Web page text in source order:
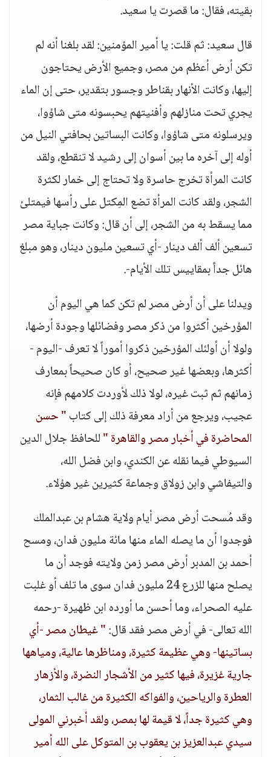
بقيته، فقال: ما قصرت يا سعيد.
قال سعيد: ثم قلت: يا أمير المؤمنين: لقد بلغنا أنه لم
تكن أرض أعظم من مصر، وجميع الأرض يحتاجون
إليها، وكانت الأنهار بقناطر وجسور بتقدير، حتى إن الماء
يجري تحت منازلهم وأفنيتهم يحبسونه متى شاؤوا،
ويرسلونه متى شاؤوا، وكانت البساتين بحافتي النيل من
أوله إلى آخره ما بين أسوان إلى رشيد لا تنقطع، ولقد
كانت المرأة تخرج حاسرة ولا تحتاج إلى خمار لكثرة
الشجر، ولقد كانت المرأة تضع المِكتل على رأسها فيمتلئ
مما يسقط به من الشجر، إلى أن قال: وكانت جباية مصر
تسعين ألف ألف دينار -أي تسعين مليون دينار، وهو مبلغ
هائل جداً بمقاييس تلك الأيام-.
ويدلنا على أن أرض مصر لم تكن كما هي اليوم أن
المؤرخين أكثروا من ذكر مصر وفضائلها وجودة أرضها،
ولولا أن أولئك المؤرخين ذكروا أموراً لا تعرف -اليوم -
أكثرها، وبعضها غير صحيح، أو كان صحيحاً بمعارف
زمانهم ثم ثبت غيره، لولا ذلك لأوردت كلامهم فإنه
عجيب، ويرجع من أراد معرفة ذلك إلى كتاب" حسن
المحاضرة في أخبار مصر والقاهرة "للحافظ جلال الدين
السيوطي فيما نقله عن الكندي، وابن فضل الله،
والتيفاشي وابن زولاق وجماعة كثيرين غير هؤلاء.
وقد مُسحت أرض مصر أيام ولاية هشام بن عبدالملك
فوجدوا أن ما يصله الماء منها مائة مليون فدان، ومسح
أحمد بن المدبر أرض مصر زمن ولايته فوجد أن ما
يصلح منها للزرع 24 مليون فدان سوى ما تلف أو غلبت
عليه الصحراء، وما أحسن ما أورده ابن ظهيرة -رحمه
الله تعالى- في أرض مصر فقد قال:" غيطان مصر -أي
بساتينها- وهي عظيمة كثيرة، ومناظرها عالية، ومياهها
جارية غزيرة، فيها كثير من الأشجار النضرة، والأزهار
العطرة والرياحين، والفواكه الكثيرة من غالب الثمار،
وهي كثيرة جداً، لا قيمة لها بمصر، ولقد أخبرني المولى
سيدي عبدالعزيز بن يعقوب بن المتوكل على الله أمير